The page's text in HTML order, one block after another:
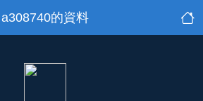
a308740的資料